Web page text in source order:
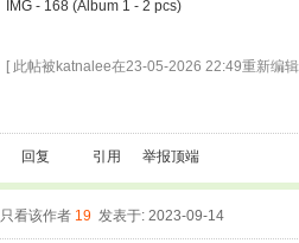
IMG - 168 (Album 1 - 2 pcs)
[ 此帖被katnalee在23-05-2026 22:49重新编
回复 引用 举报顶端
只看该作者 19 发表于: 2023-09-14